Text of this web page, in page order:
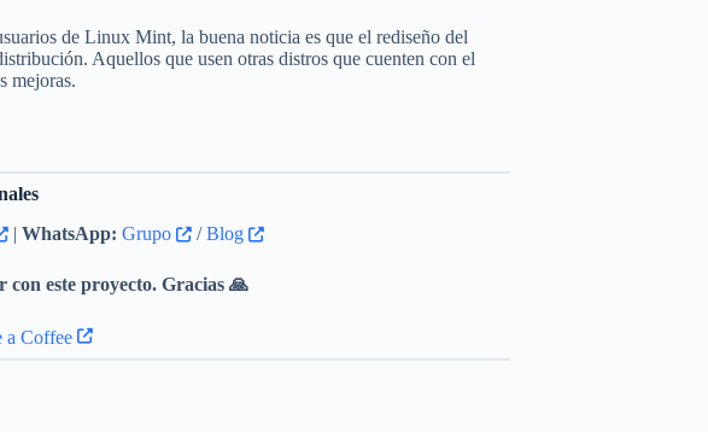
de Linux Mint, la buena noticia es que el rediseño del
Aquellos que usen otras distros que cuenten con el
mejoras.
| WhatsApp: Grupo /Blog
este proyecto. Gracias 🙏